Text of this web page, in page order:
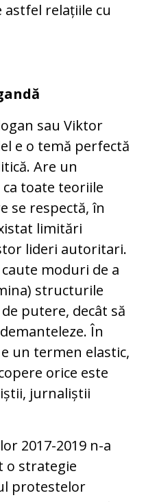
relațiile cu
sau Viktor
e o temă perfectă
Are un
toate teoriile
se respectă, în
limitări
lideri autoritari.
moduri de a
structurile
putere, decât să
În
un termen elastic,
orice este
jurnaliștii
2017-2019 n-a
o strategie
protestelor